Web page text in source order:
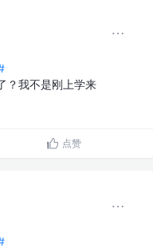
？我不是刚上学来
点赞